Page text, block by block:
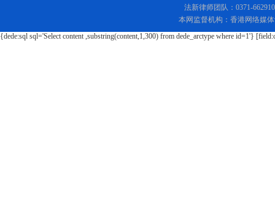
法新律师团队：0371-
本网监督机构：香港网络媒
{dede:sql sql='Select content ,substring(content,1,300) from dede_arctype where id=1'}